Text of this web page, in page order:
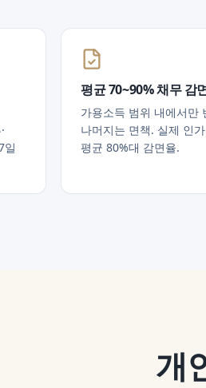
일
평균 70~90% 채무 감
가용소득 범위 내에서만
나머지는 면책. 실제 인
평균 80%대 감면율.
개